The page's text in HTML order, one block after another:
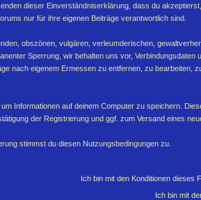
dieser Einverständniserklärung, dass du
nur für ihre eigenen Beiträge verantwortlich sind.
obszönen, vulgären, verleumderischen,
Sperrung, wir behalten uns vor,
nach eigenem Ermessen zu entfernen, zu
Informationen auf deinem Computer zu speichern.
der Registrierung und ggf. zum Versand eines
stimmst du diesen Nutzungsbedingungen zu.
Ich bin mit den Konditionen dieses
Ich bin mit